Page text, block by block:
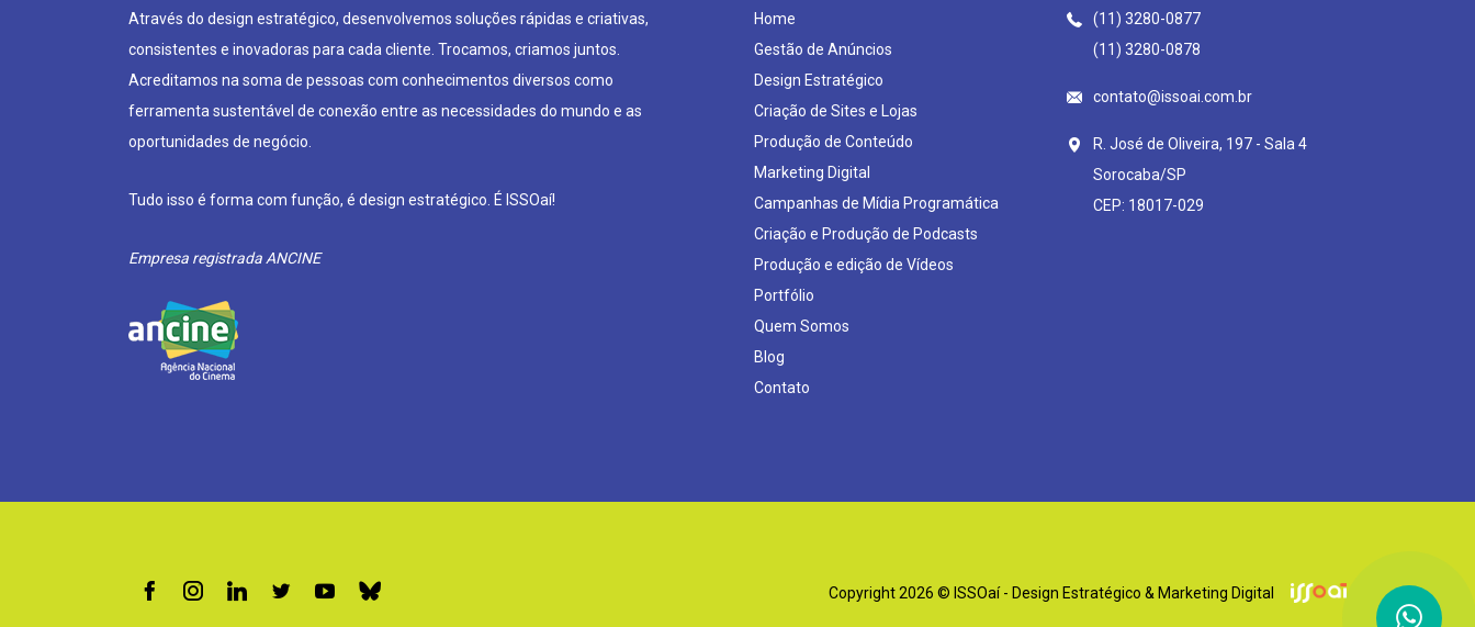
Através do design estratégico, desenvolvemos soluções rápidas e criativas,
consistentes e inovadoras para cada cliente. Trocamos, criamos juntos.
Acreditamos na soma de pessoas com conhecimentos diversos como
ferramenta sustentável de conexão entre as necessidades do mundo e as
oportunidades de negócio.
Tudo isso é forma com função, é design estratégico. É ISSOaí!
Empresa registrada ANCINE
Home
Gestão de Anúncios
Design Estratégico
Criação de Sites e Lojas
Produção de Conteúdo
Marketing Digital
Campanhas de Mídia Programática
Criação e Produção de Podcasts
Produção e edição de Vídeos
Portfólio
Quem Somos
Blog
Contato
(11) 3280-0877
(11) 3280-0878
contato@issoai.com.br
R. José de Oliveira, 197 - Sala 4
Sorocaba/SP
CEP: 18017-029
Copyright 2026 © ISSOaí - Design Estratégico & Marketing Digital